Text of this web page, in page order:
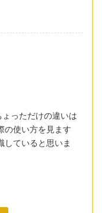
っただけの違いは
の使い方を見ます
していると思いま